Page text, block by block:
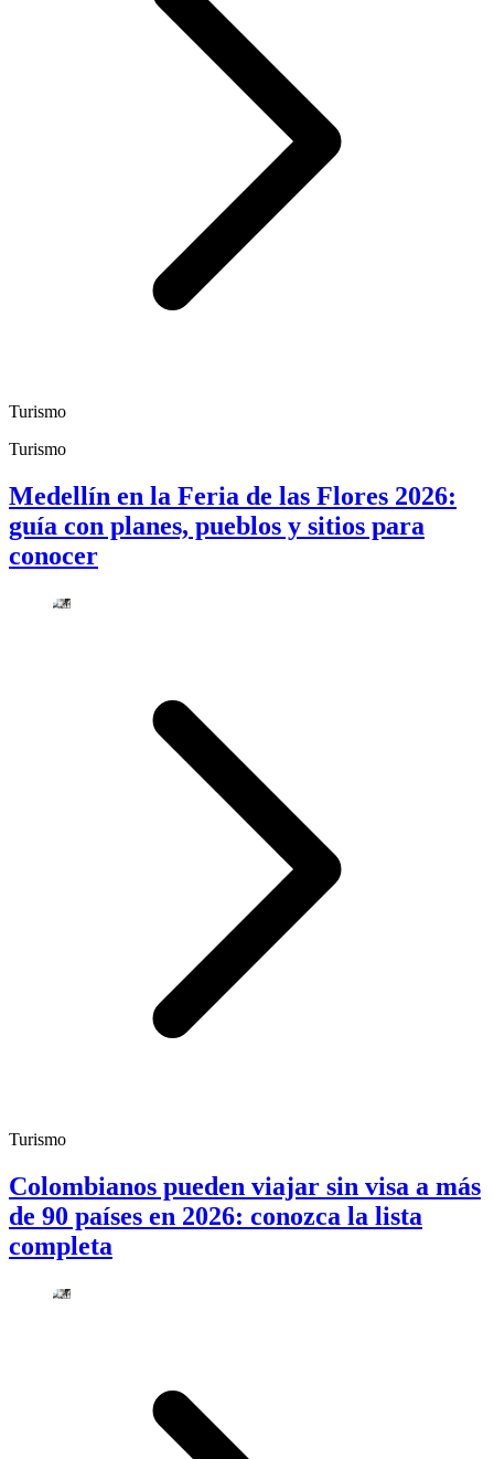
Turismo
Turismo
Medellín en la Feria de las Flores 2026:
guía con planes, pueblos y sitios para
conocer
Turismo
Colombianos pueden viajar sin visa a más
de 90 países en 2026: conozca la lista
completa